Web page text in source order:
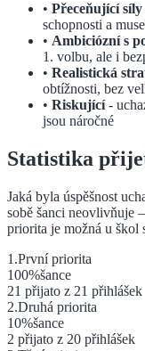
• Přeceňující síly
schopnosti a
• Ambiciózní s
1. volbu, ale i
• Realistická
obtížnosti, bez
• Riskující-
jsou náročné
Statistika
Jaká byla úspěšnost
sobě šanci neovlivňuje
priorita je možná u škol
1 .Prvnípriorita
100%šance
21 přijato z 21 přihlášek
2.Druhá priorita
10%šance
2 přijato z 20 přihlášek